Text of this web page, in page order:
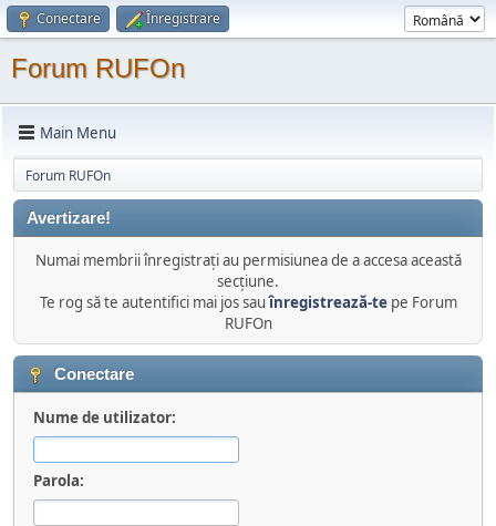
Conectare Înregistrare
Forum RUFOn
Main Menu
Forum RUFOn
Avertizare!
Numai membrii înregistraţi au permisiunea de a accesa această
secţiune.
Te rog să te autentifici mai jos sauînregistrează-tepe Forum
RUFOn
Conectare
Nume de utilizator:
Parola: